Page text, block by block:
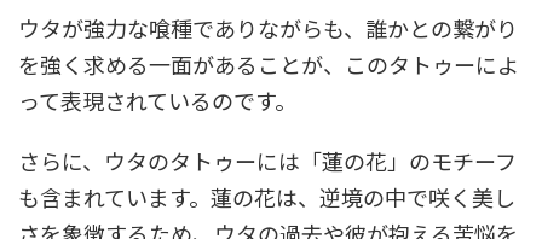
ウタが強力な喰種でありながらも、誰かとの繋がり
を強く求める一面があることが、このタトゥーによ
って表現されているのです。
さらに、ウタのタトゥーには「蓮の花」のモチーフ
も含まれています。蓮の花は、逆境の中で咲く美し
さを象徴するため、ウタの過去や彼が抱える苦悩を